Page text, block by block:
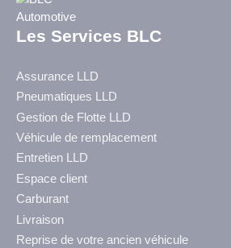
Les Services BLC
Assurance LLD
Pneumatiques LLD
Gestion de Flotte LLD
Véhicule de remplacement
Entretien LLD
Espace client
Carburant
Livraison
Reprise de votre ancien véhicule